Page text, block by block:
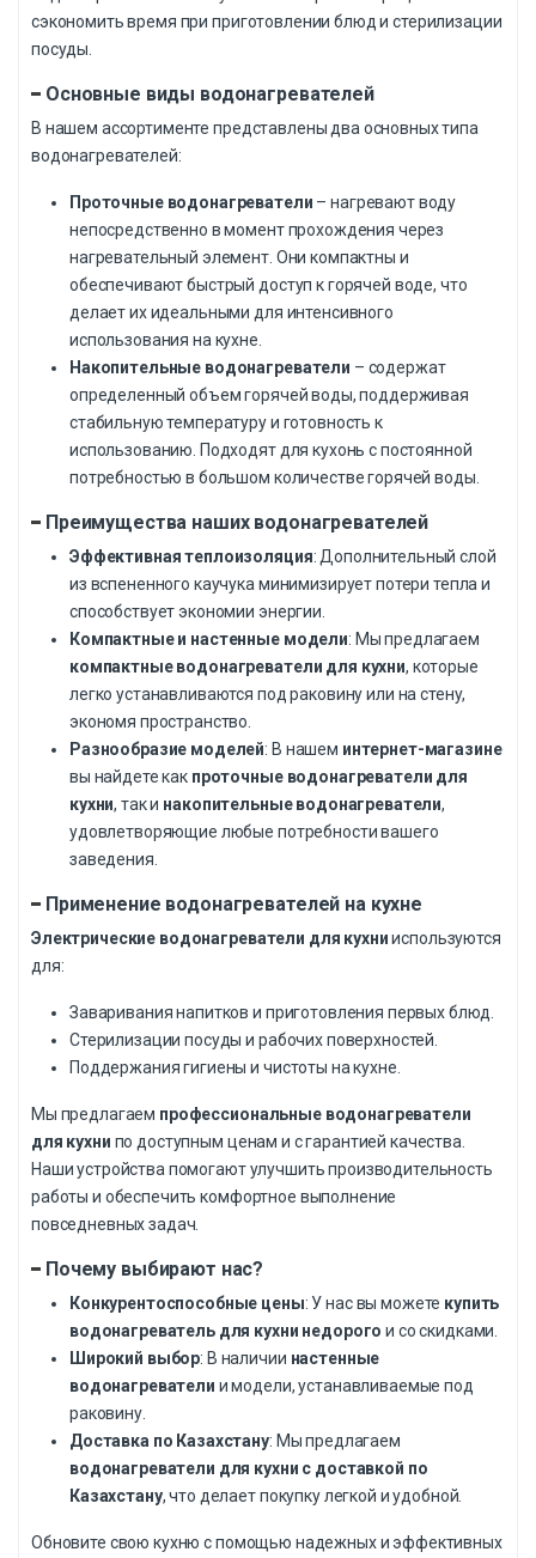
сэкономить время при приготовлении блюд и стерилизации
посуды.
Основные виды водонагревателей
В нашем ассортименте представлены два основных типа
водонагревателей:
Проточные водонагреватели – нагревают воду
непосредственно в момент прохождения через
нагревательный элемент. Они компактны и
обеспечивают быстрый доступ к горячей воде, что
делает их идеальными для интенсивного
использования на кухне.
Накопительные водонагреватели – содержат
определенный объем горячей воды, поддерживая
стабильную температуру и готовность к
использованию. Подходят для кухонь с постоянной
потребностью в большом количестве горячей воды.
Преимущества наших водонагревателей
Эффективная теплоизоляция: Дополнительный слой
из вспененного каучука минимизирует потери тепла и
способствует экономии энергии.
Компактные и настенные модели: Мы предлагаем
компактные водонагреватели для кухни, которые
легко устанавливаются под раковину или на стену,
экономя пространство.
Разнообразие моделей: В нашем интернет-магазине
вы найдете как проточные водонагреватели для
кухни, так и накопительные водонагреватели,
удовлетворяющие любые потребности вашего
заведения.
Применение водонагревателей на кухне
Электрические водонагреватели для кухнииспользуются
для:
Заваривания напитков и приготовления первых блюд.
Стерилизации посуды и рабочих поверхностей.
Поддержания гигиены и чистоты на кухне.
Мы предлагаем профессиональные водонагреватели
для кухни по доступным ценам и с гарантией качества.
Наши устройства помогают улучшить производительность
работы и обеспечить комфортное выполнение
повседневных задач.
Почему выбирают нас?
Конкурентоспособные цены: У нас вы можете купить
водонагреватель для кухни недорого и со скидками.
Широкий выбор: В наличии настенные
водонагреватели и модели, устанавливаемые под
раковину.
Доставка по Казахстану: Мы предлагаем
водонагреватели для кухни с доставкой по
Казахстану, что делает покупку легкой и удобной.
Обновите свою кухню с помощью надежных и эффективных